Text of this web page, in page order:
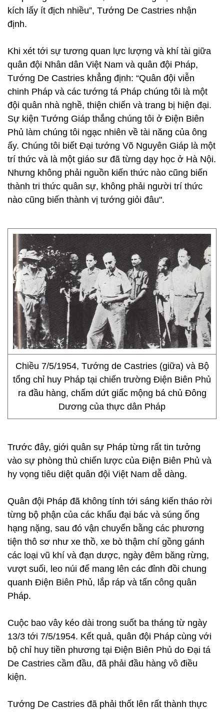
kích lấy ít địch nhiều”, Tướng De Castries nhận
định.
Khi xét tới sự tương quan lực lượng và khí tài giữa
quân đội Nhân dân Việt Nam và quân đội Pháp,
Tướng De Castries khẳng định: “Quân đội viễn
chinh Pháp và các tướng tá Pháp chúng tôi là một
đội quân nhà nghề, thiện chiến và trang bị hiện đại.
Sự kiện Tướng Giáp thắng chúng tôi ở Điện Biên
Phủ làm chúng tôi ngạc nhiên về tài năng của ông
ấy. Chúng tôi biết Đại tướng Võ Nguyên Giáp là một
trí thức và là một giáo sư đã từng dạy học ở Hà Nội.
Nhưng không phải nguồn kiến thức nào cũng biến
thành tri thức quân sự, không phải người trí thức
nào cũng biến thành vị tướng giỏi đâu".
Chiều 7/5/1954, Tướng de Castries (giữa) và Bộ
tổng chỉ huy Pháp tại chiến trường Ðiện Biên Phủ
ra đầu hàng, chấm dứt giấc mộng bá chủ Ðông
Dương của thực dân Pháp
Trước đây, giới quân sự Pháp từng rất tin tưởng
vào sự phòng thủ chiến lược của Điện Biên Phủ và
hy vọng tiêu diệt quân đội Việt Nam dễ dàng.
Quân đội Pháp đã không tính tới sáng kiến tháo rời
từng bộ phận của các khẩu đại bác và súng ống
hạng nặng, sau đó vận chuyển bằng các phương
tiện thô sơ như xe thồ, xe bò thậm chí gồng gánh
các loại vũ khí và đạn dược, ngày đêm băng rừng,
vượt suối, leo núi để mang lên các đỉnh đồi chung
quanh Điện Biên Phủ, lắp ráp và tấn công quân
Pháp.
Cuộc bao vây kéo dài trong suốt ba tháng từ ngày
13/3 tới 7/5/1954. Kết quả, quân đội Pháp cùng với
bộ chỉ huy tiền phương tại Điện Biên Phủ do Đại tá
De Castries cầm đầu, đã phải đầu hàng vô điều
kiện.
Tướng De Castries đã phải thốt lên rất thành thực